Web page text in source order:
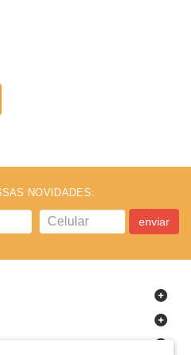
NOVIDADES:
enviar